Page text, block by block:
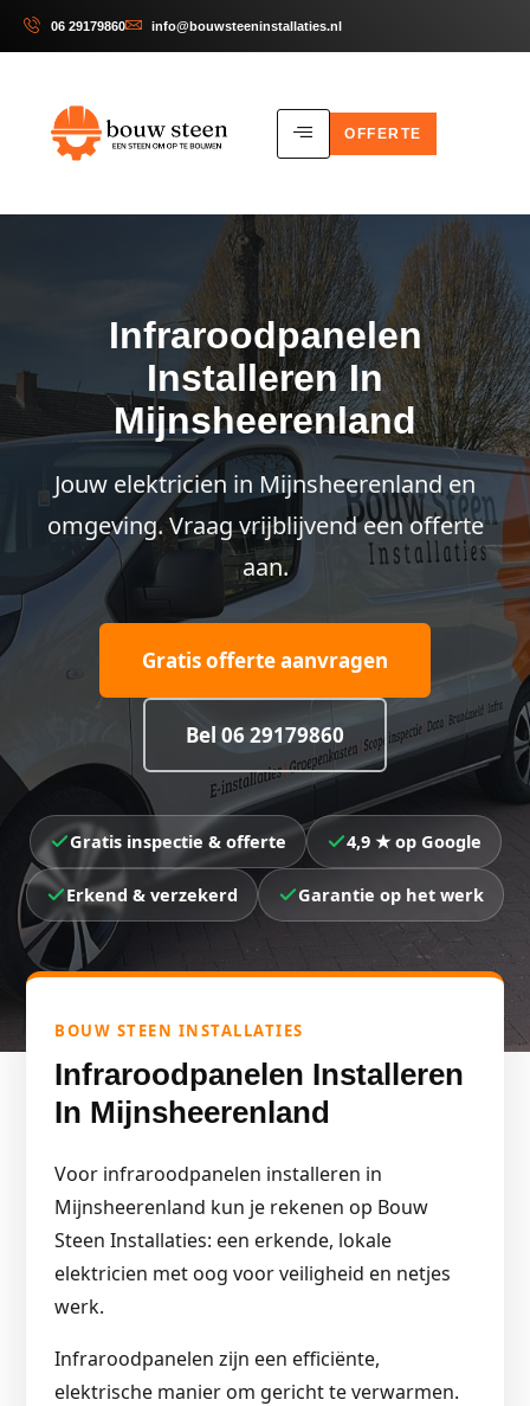
06 29179860 info@bouwsteeninstallaties.nl
OFFERTE
Infraroodpanelen
Installeren In
Mijnsheerenland
Jouw elektricien in Mijnsheerenland en
omgeving. Vraag vrijblijvend een offerte
aan.
Gratis offerte aanvragen
Bel 06 29179860
Gratis inspectie & offerte 4,9 ★ op Google
Erkend & verzekerd Garantie op het werk
BOUW STEEN INSTALLATIES
Infraroodpanelen Installeren
In Mijnsheerenland
Voor infraroodpanelen installeren in
Mijnsheerenland kun je rekenen op Bouw
Steen Installaties: een erkende, lokale
elektricien met oog voor veiligheid en netjes
werk.
Infraroodpanelen zijn een efficiënte,
elektrische manier om gericht te verwarmen.